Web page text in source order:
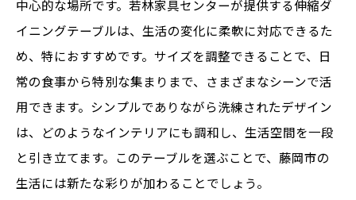
ダイニングテーブルがもたらす居心地の良
さ
藤岡市の家庭にぴったりなテーブルレイア
ウト
快適なダイニングスペースを作る家具選び
藤岡市の家族が集う場所を豊かにするテー
ブル
中心的な場所です。若林家具センターが提供する伸縮ダ
イニングテーブルは、生活の変化に柔軟に対応できるた
め、特におすすめです。サイズを調整できることで、日
常の食事から特別な集まりまで、さまざまなシーンで活
用できます。シンプルでありながら洗練されたデザイン
は、どのようなインテリアにも調和し、生活空間を一段
と引き立てます。このテーブルを選ぶことで、藤岡市の
生活には新たな彩りが加わることでしょう。